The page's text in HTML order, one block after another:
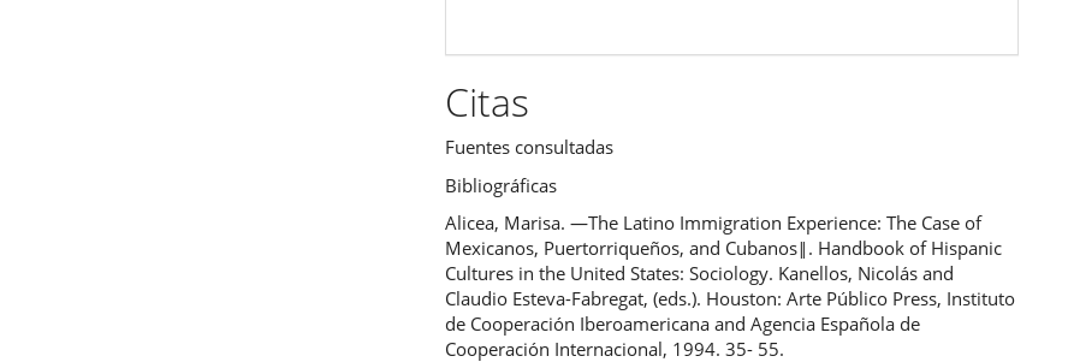
Citas
Fuentes consultadas
Bibliográficas
Alicea, Marisa. ―The Latino Immigration Experience: The Case of
Mexicanos, Puertorriqueños, and Cubanos‖. Handbook of Hispanic
Cultures in the United States: Sociology. Kanellos, Nicolás and
Claudio Esteva-Fabregat, (eds.). Houston: Arte Público Press, Instituto
de Cooperación Iberoamericana and Agencia Española de
Cooperación Internacional, 1994. 35- 55.